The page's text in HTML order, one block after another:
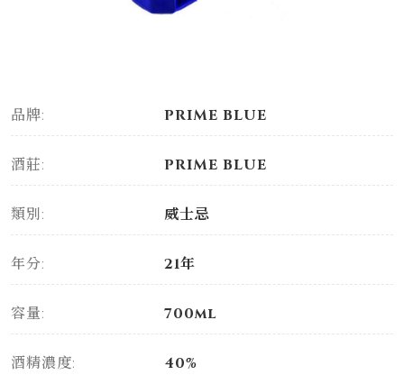
品牌: PRIME BLUE
酒莊: PRIME BLUE
類別: 威士忌
年分: 21年
容量: 700ml
酒精濃度: 40%